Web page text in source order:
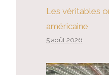
Les véritables
américaine
5 août 2026